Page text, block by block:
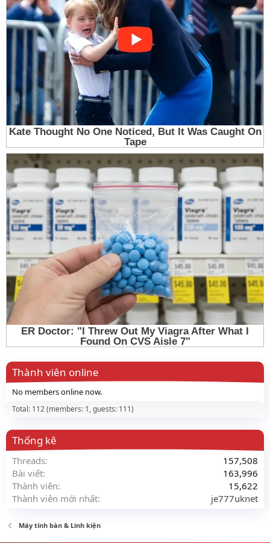
Thành viên online
No members online now.
Total: 112 (members: 1, guests: 111)
Thống kê
Threads
157,508
Bài viết
163,996
Thành viên
15,622
Thành viên mới nhất
je777uknet
Máy tính bàn & Linh kiện